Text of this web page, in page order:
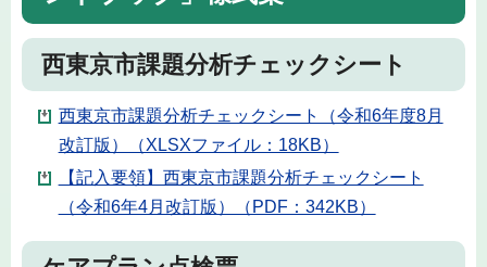
西東京市課題分析チェックシート
西東京市課題分析チェックシート（令和6年度8月
改訂版）（XLSXファイル：18KB）
【記入要領】西東京市課題分析チェックシート
（令和6年4月改訂版）（PDF：342KB）